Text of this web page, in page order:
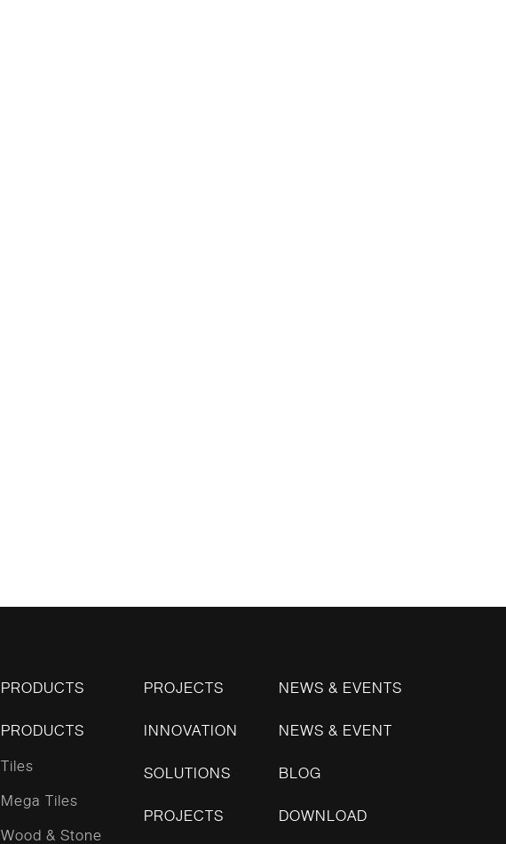
PRODUCTS
PRODUCTS
Tiles
Mega Tiles
Wood & Stone
PROJECTS
INNOVATION
SOLUTIONS
PROJECTS
NEWS & EVENTS
NEWS & EVENT
BLOG
DOWNLOAD